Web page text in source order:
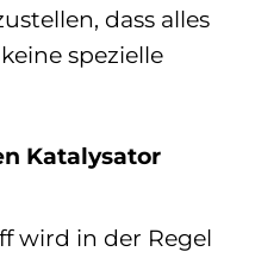
dass alles
spezielle
Katalysator
wird in der Regel